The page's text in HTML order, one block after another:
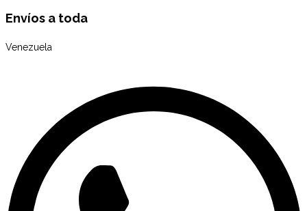
Envíos a toda
Venezuela